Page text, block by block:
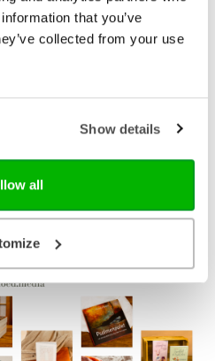
that you’ve
collected from your use
Show details
all
€ 20,-